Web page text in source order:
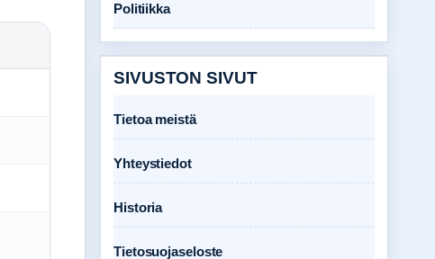
Politiikka
SIVUSTON SIVUT
Tietoa meistä
Yhteystiedot
Historia
Tietosuojaseloste